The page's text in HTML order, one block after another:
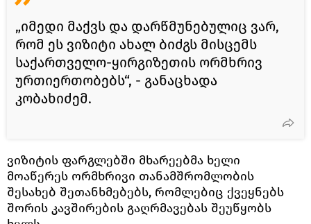
„იმედი მაქვს და დარწმუნებულიც ვარ,
რომ ეს ვიზიტი ახალ ბიძგს მისცემს
საქართველო-ყირგიზეთის ორმხრივ
ურთიერთობებს“, - განაცხადა
კობახიძემ.
ვიზიტის ფარგლებში მხარეებმა ხელი
მოაწერეს ორმხრივი თანამშრომლობის
შესახებ შეთანხმებებს, რომლებიც ქვეყნებს
შორის კავშირების გაღრმავებას შეუწყობს